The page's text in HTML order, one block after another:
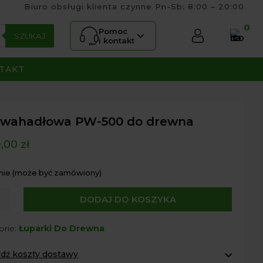
Biuro obsługi klienta czynne Pn-Sb: 8:00 – 20:00
SZUKAJ
Pomoc
i kontakt
0
wahadłowa PW-500 do drewna
zł
(może być zamówiony)
DODAJ DO KOSZYKA
Łuparki Do Drewna
koszty dostawy